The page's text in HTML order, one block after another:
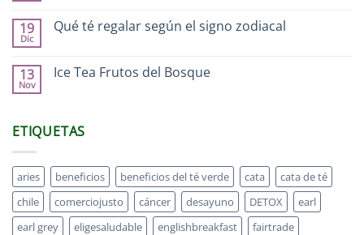
19
Dic
Qué té regalar según el signo zodiacal
13
Nov
Ice Tea Frutos del Bosque
ETIQUETAS
aries beneficios beneficios del té verde cata
cata de té
chile
comerciojusto cáncer desayuno DETOX
earl
earl grey
eligesaludable englishbreakfast
fairtrade